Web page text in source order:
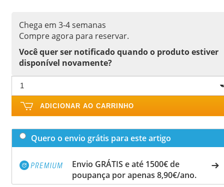
Chega em 3-4 semanas
Compre agora para reservar.
Você quer ser notificado quando o produto estiver
disponível novamente?
ADICIONAR AO CARRINHO
Quero o envio grátis para este artigo
Envio GRÁTIS e até 1500€ de
poupança por apenas 8,90€/ano.